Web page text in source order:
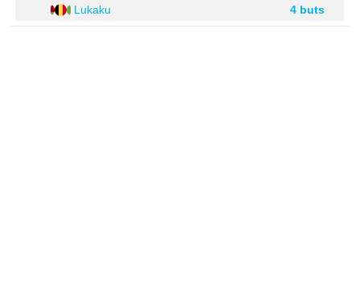
Lukaku 4 buts